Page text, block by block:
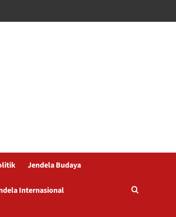
Jendela Budaya
Internasional